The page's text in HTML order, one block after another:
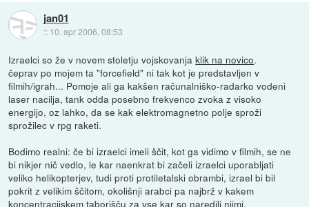
jan01
:: 10. apr 2006, 08:53
Izraelci so že v novem stoletju vojskovanjaklik na novico.
čeprav po mojem ta "forcefield" ni tak kot je predstavljen v
filmih/igrah... Pomoje ali ga kakšen računalniško-radarko vodeni
laser nacilja, tank odda posebno frekvenco zvoka z visoko
energijo, oz lahko, da se kak elektromagnetno polje sproži
sprožilec v rpg raketi.
Bodimo realni: če bi izraelci imeli ščit, kot ga vidimo v filmih, se ne
bi nikjer nič vedlo, le kar naenkrat bi začeli izraelci uporabljati
veliko helikopterjev, tudi proti protiletalski obrambi, izrael bi bil
pokrit z velikim ščitom, okolišnji arabci pa najbrž v kakem
koncentracijskem taborišču za vse kar so naredili njimi.